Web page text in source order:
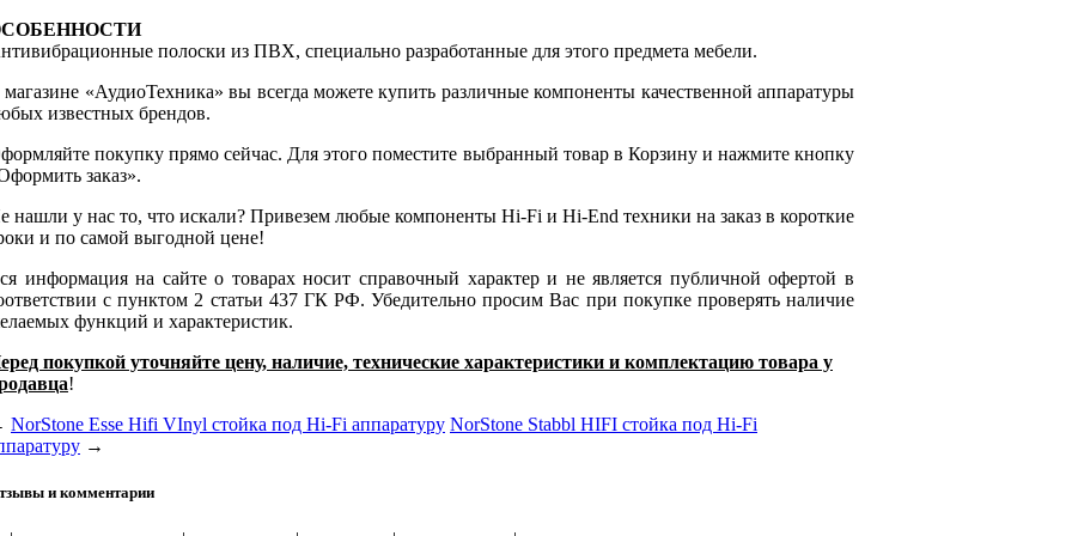
полоски из ПВХ, специально разработанные для этого предмета мебели.
«АудиоТехника» вы всегда можете купить различные компоненты качественной аппаратуры
известных брендов.
покупку прямо сейчас. Для этого поместите выбранный товар в Корзину и нажмите кнопку
заказ».
нашли у нас то, что искали? Привезем любые компоненты Hi-Fi и Hi-End техники на заказ в короткие
и по самой выгодной цене!
информация на сайте о товарах носит справочный характер и не является публичной офертой в
с пунктом 2 статьи 437 ГК РФ. Убедительно просим Вас при покупке проверять наличие
функций и характеристик.
покупкой уточняйте цену, наличие, технические характеристики и комплектацию товара у
!
NorStone Esse Hifi VInyl стойка под Hi-Fi аппаратуру NorStone Stabbl HIFI стойка под Hi-Fi
→
и комментарии